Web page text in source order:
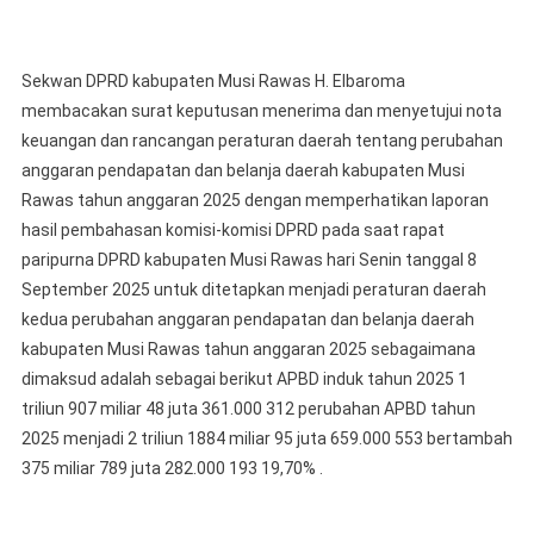
Sekwan DPRD kabupaten Musi Rawas H. Elbaroma
membacakan surat keputusan menerima dan menyetujui nota
keuangan dan rancangan peraturan daerah tentang perubahan
anggaran pendapatan dan belanja daerah kabupaten Musi
Rawas tahun anggaran 2025 dengan memperhatikan laporan
hasil pembahasan komisi-komisi DPRD pada saat rapat
paripurna DPRD kabupaten Musi Rawas hari Senin tanggal 8
September 2025 untuk ditetapkan menjadi peraturan daerah
kedua perubahan anggaran pendapatan dan belanja daerah
kabupaten Musi Rawas tahun anggaran 2025 sebagaimana
dimaksud adalah sebagai berikut APBD induk tahun 2025 1
triliun 907 miliar 48 juta 361.000 312 perubahan APBD tahun
2025 menjadi 2 triliun 1884 miliar 95 juta 659.000 553 bertambah
375 miliar 789 juta 282.000 193 19,70% .